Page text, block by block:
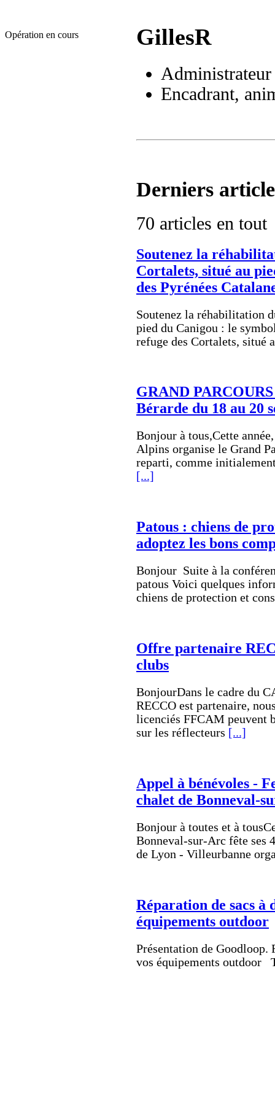
GillesR
Administrateur
Encadrant,
Derniers
70 articles en tout
Soutenez la
Cortalets, situé au
des Pyrénées
Soutenez la réhabilitation
pied du Canigou : le
refuge des Cortalets, situé
GRAND
Bérarde du 18 au 20
Bonjour à tous,Cette
Alpins organise le Grand
reparti, comme
[...]
Patous : chiens de
adoptez les bons
Bonjour Suite à la
patous Voici quelques
chiens de protection et
Offre partenaire
clubs
BonjourDans le cadre du
RECCO est partenaire,
licenciés FFCAM peuvent
sur les réflecteurs [...]
Appel à bénévoles -
chalet de Bonneval-
Bonjour à toutes et à
Bonneval-sur-Arc fête ses
de Lyon - Villeurbanne
Réparation de sacs à
équipements outdoor
Présentation de Goodloop.
vos équipements outdoor
Opération en cours